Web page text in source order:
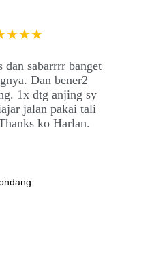
dan sabarrrr banget
Dan bener2
1x dtg anjing sy
jalan pakai tali
ko Harlan.